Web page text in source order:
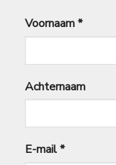
Voornaam*
Achternaam
E-mail*